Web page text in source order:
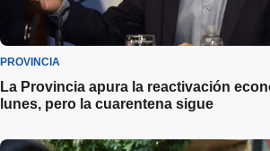
PROVINCIA
La Provincia apura la reactivación
lunes, pero la cuarentena sigue